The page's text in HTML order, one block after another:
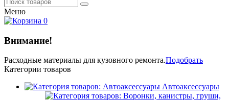
Меню
0
Внимание!
Расходные материалы для кузовного ремонта.Подобрать
Категории товаров
Автоаксессуары